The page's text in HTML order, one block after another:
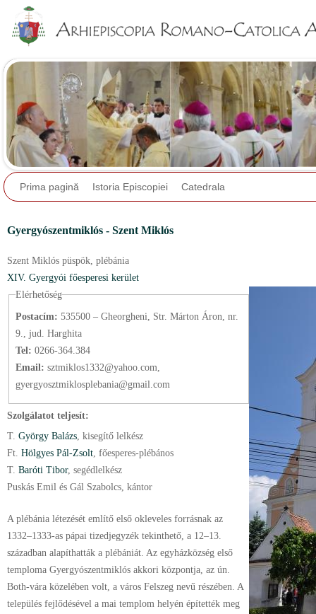
Prima pagină Istoria Episcopiei Catedrala
Gyergyószentmiklós - Szent Miklós
Szent Miklós püspök, plébánia
XIV. Gyergyói főesperesi kerület
Elérhetőség
Postacím: 535500 – Gheorgheni, Str. Márton Áron, nr.
9., jud. Harghita
Tel: 0266-364.384
Email: sztmiklos1332@yahoo.com,
gyergyosztmiklosplebania@gmail.com
Szolgálatot teljesít:
T. György Balázs , kisegítő lelkész
Ft. Hölgyes Pál-Zsolt , főesperes-plébános
T. Baróti Tibor, segédlelkész
Puskás Emil és Gál Szabolcs, kántor
A plébánia létezését említő első okleveles forrásnak az
1332–1333-as pápai tizedjegyzék tekinthető, a 12–13.
században alapíthatták a plébániát. Az egyházközség első
temploma Gyergyószentmiklós akkori központja, az ún.
Both-vára közelében volt, a város Felszeg nevű részében. A
település fejlődésével a mai templom helyén építették meg